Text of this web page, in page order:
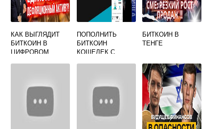
КАК ВЫГЛЯДИТ
БИТКОИН В
ЦИФРОВОМ
ПОПОЛНИТЬ
БИТКОИН
КОШЕЛЕК С
БИТКОИН В
ТЕНГЕ